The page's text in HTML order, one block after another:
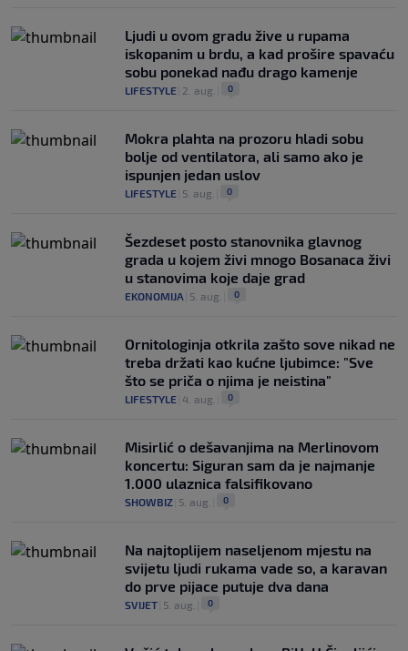
Ljudi u ovom gradu žive u rupama
iskopanim u brdu, a kad prošire spavaću
sobu ponekad nađu drago kamenje
LIFESTYLE 2. aug. 0
Mokra plahta na prozoru hladi sobu
bolje od ventilatora, ali samo ako je
ispunjen jedan uslov
LIFESTYLE 5. aug. 0
Šezdeset posto stanovnika glavnog
grada u kojem živi mnogo Bosanaca živi
u stanovima koje daje grad
EKONOMIJA 5. aug. 0
Ornitologinja otkrila zašto sove nikad ne
treba držati kao kućne ljubimce: "Sve
što se priča o njima je neistina"
LIFESTYLE 4. aug. 0
Misirlić o dešavanjima na Merlinovom
koncertu: Siguran sam da je najmanje
1.000 ulaznica falsifikovano
SHOWBIZ 5. aug. 0
Na najtoplijem naseljenom mjestu na
svijetu ljudi rukama vade so, a karavan
do prve pijace putuje dva dana
SVIJET 5. aug. 0